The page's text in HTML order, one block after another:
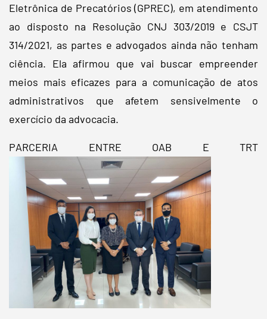
Eletrônica de Precatórios (GPREC), em atendimento
ao disposto na Resolução CNJ 303/2019 e CSJT
314/2021, as partes e advogados ainda não tenham
ciência. Ela afirmou que vai buscar empreender
meios mais eficazes para a comunicação de atos
administrativos que afetem sensivelmente o
exercício da advocacia.
PARCERIA ENTRE OAB E TRT